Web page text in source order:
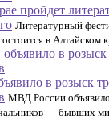
пройдет
Литературный
в Алтайском
в розыск
МВД России
— бывших